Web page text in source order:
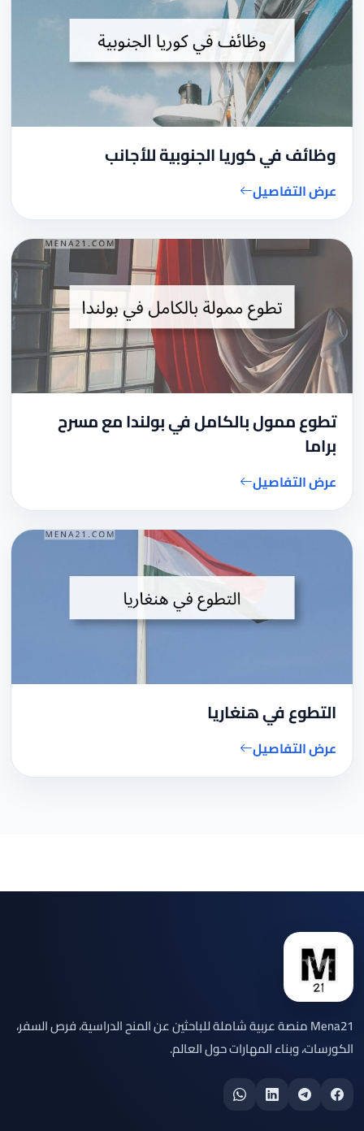
وظائف في كوريا الجنوبية للأجانب
عرض التفاصيل
تطوع ممول بالكامل في بولندا مع مسرح
براما
عرض التفاصيل
التطوع في هنغاريا
عرض التفاصيل
Mena21 منصة عربية شاملة للباحثين عن المنح الدراسية، فرص السفر،
الكورسات، وبناء المهارات حول العالم.